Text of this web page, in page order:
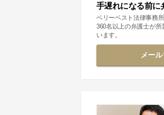
手遅れになる前に
ベリーベスト法律事務
360名以上の弁護士が
います。
メー